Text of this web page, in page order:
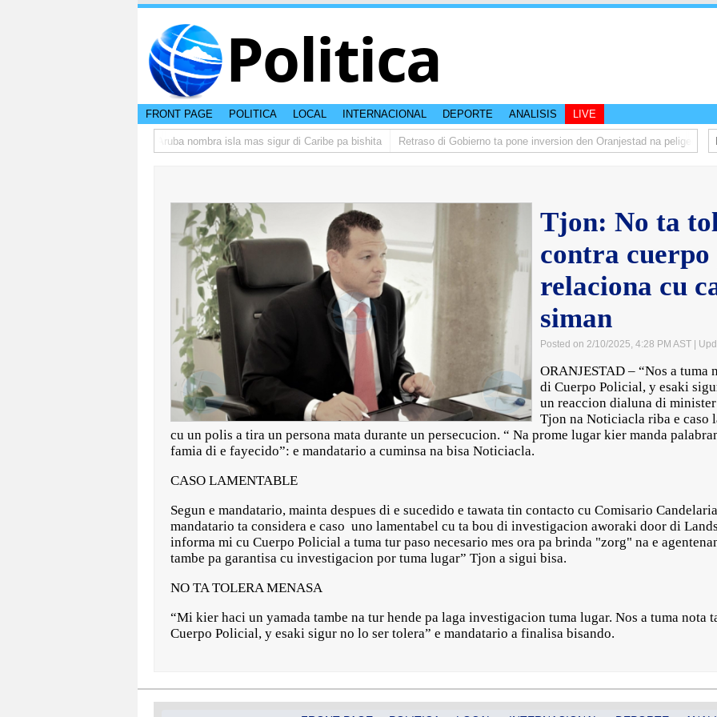
Politica
FRONT PAGE POLITICA LOCAL INTERNACIONAL DEPORTE ANALISIS LIVE
CISI: Aruba nombra isla mas sigur di Caribe pa bishita Retraso di Gobierno ta pone inversion den Oranjestad na peliger
Tjon: No ta
contra
relaciona cu
siman
Posted on 2/10/2025, 4:28 PM AST |
ORANJESTAD – “Nos a tuma
di Cuerpo Policial, y esaki
un reaccion dialuna di
Tjon na Noticiacla riba e caso
cu un polis a tira un persona mata durante un persecucion. “ Na prome lugar kier manda
famia di e fayecido”: e mandatario a cuminsa na bisa Noticiacla.
CASO LAMENTABLE
Segun e mandatario, mainta despues di e sucedido e tawata tin contacto cu Comisario
mandatario ta considera e caso uno lamentabel cu ta bou di investigacion aworaki door di
informa mi cu Cuerpo Policial a tuma tur paso necesario mes ora pa brinda "zorg" na e
tambe pa garantisa cu investigacion por tuma lugar” Tjon a sigui bisa.
NO TA TOLERA MENASA
“Mi kier haci un yamada tambe na tur hende pa laga investigacion tuma lugar. Nos a tuma nota
Cuerpo Policial, y esaki sigur no lo ser tolera” e mandatario a finalisa bisando.